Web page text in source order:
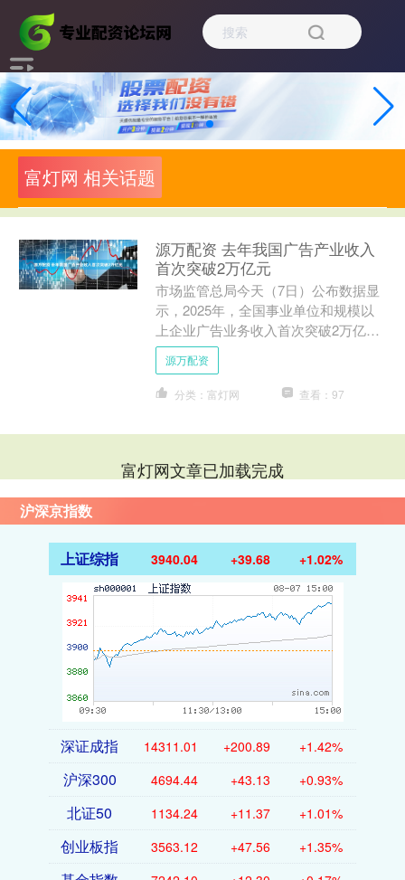
富灯网 相关话题
源万配资 去年我国广告产业收入
首次突破2万亿元
市场监管总局今天（7日）公布数据显
示，2025年，全国事业单位和规模以
上企业广告业务收入首次突破2万亿
元，达20502.1亿元，比2020年收入规
模实现“翻一番....
源万配资
分类：富灯网 查看：97
富灯网文章已加载完成
沪深京指数
上证综指 3940.04 +39.68 +1.02%
深证成指 14311.01 +200.89 +1.42%
沪深300 4694.44 +43.13 +0.93%
北证50 1134.24 +11.37 +1.01%
创业板指 3563.12 +47.56 +1.35%